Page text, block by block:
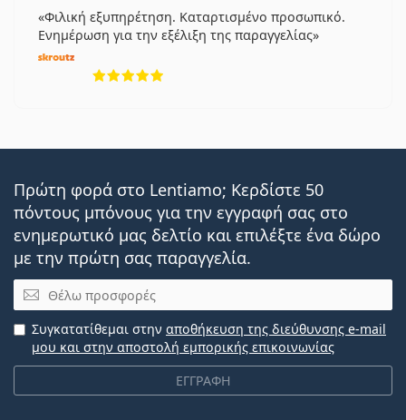
Φιλική εξυπηρέτηση. Καταρτισμένο προσωπικό.
Ενημέρωση για την εξέλιξη της παραγγελίας
Πρώτη φορά στο Lentiamo; Κερδίστε 50
πόντους μπόνους για την εγγραφή σας στο
ενημερωτικό μας δελτίο και επιλέξτε ένα δώρο
με την πρώτη σας παραγγελία.
Email
ΕΓΓΡΑΦΗ
Συγκατατίθεμαι στην αποθήκευση της διεύθυνσης e-mail
μου και στην αποστολή εμπορικής επικοινωνίας